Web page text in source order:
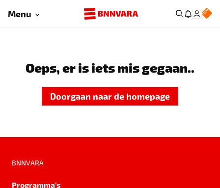
Menu
Oeps, er is iets mis gegaan..
Doorgaan naar de homepage
BNNVARA
Programma's